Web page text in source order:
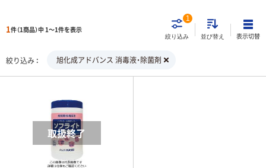
1件（1商品）中 1～1件を表示
絞り込み
1
並び替え 表示切替
絞り込み 旭化成アドバンス 消毒液・除菌剤